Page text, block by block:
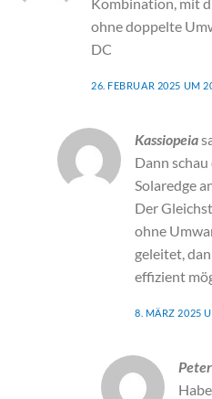
ohne doppelte
DC
26. FEBRUAR 2025 UM
Kassiopeia
Dann
Solaredge
Der
ohne
geleitet,
effizient
8. MÄRZ 2025